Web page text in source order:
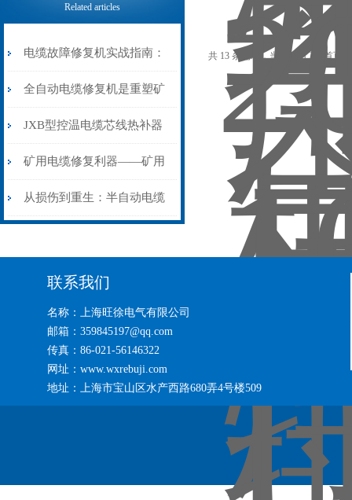
Related articles
电缆故障修复机实战指南：
从“盲测”到“精确定点”的三
步作业法
全自动电缆修复机是重塑矿
山电力动脉的“智能外科医
生”
JXB型控温电缆芯线热补器
安装与接线：精准修复的工
艺基石
矿用电缆修复利器——矿用
电缆热补机智能控温，安全
从损伤到重生：半自动电缆
共 13 条记录，当前 1 / 1 页 首
联系我们
名称：上海旺徐电气有限公司
邮箱：359845197@qq.com
传真：86-021-56146322
网址：www.wxrebuji.com
地址：上海市宝山区水产西路680弄4号楼509